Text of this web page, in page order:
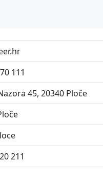
111
45, 20340 Ploče
211